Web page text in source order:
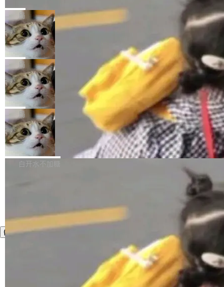
“启蒙老师”。 而今年，恰好是雷霄骅离世十周
年。FFmpeg 社区最终选择用一个大版本的名
字，留下了这份纪念。 雷霄骅曾是中国传媒大学
数字电视技术方向的博士生，长期从事视频、音
频技...
编写程序，目标是完成电商平台作者信息与商品
列表的数据匹配 —— 一项常规的数据处理任
务，最终却产生了 180 万美元的账单，实际支出
超出原定预算 860%。 更令人意外的是，该项目
最终并未成功落地，而高额算力消耗持续运行长
达 5 个月，公司直到财务对账时才察觉异常。这
意味着一个无人看管的 AI 程序，在近半年时间
里日夜不停地"烧钱"。 复盘显示，...
e CEO Clément Delangue 在 CNBC 的采访里
没有拐弯抹角。他说中国正在赢得 AI 竞赛，而
且按目前的速度，中国 AI 工具预计在今年底或
2027 年就能追上美国前沿实验室的水平。 Dela
ngue 把原因归结为一件事：开放协作。中国的
AI 开发者在一个共享和协作的生态里加速迭代，
而美国模型厂商在"闭门造车"。他的原话是 "buil
ding in silos"——各自为战，互不通气。 这个判
断从他嘴里说出来分量不同。Hugging Face 是
全球最大的开源 AI 平台，上面跑着上百万个模
型。谁在开源赛道上领先，...
局
当 AI agent 把源码变成了最好的扩展系
统，开发者工具必须开源
五年前，David Crawshaw 问过很多软件工程师
一个问题：你写过什么给自己用的程序？答案几
乎都是没有。工程师们整天用别人写的程序写程
序给别人用。偶尔有人自己写个博客系统、智能
家居控制、家庭实验室，都算稀奇事。 Crawsh
aw 是 Shelley 的作者，一个开源 AI coding age
nt。他最近在博客上写了一篇文章，核心论点很
简单：开发者工具必须开源。 理由不是传统的自
由软件情怀，而是一个跟 AI agent 直接相关的
技术判断。 两行 prompt 就能个性化任何软件 C
局
DeepSeek Harness 宣布内测邀请，全
网最大规模开源 Agent 路演现场诞生
一条内测招募帖，发出去的时候大概没人想到它
会变成一场开源 Agent 生态的路演。 8月1日，
DeepSeek Harness 团队负责人崔添翼（tiany
i）在 X 上发帖： 「如果你是 Agent Harness 相
关开源项目的开发者，希望参加 DeepSeek Har
ness 的内测，可以回复或私信联系我。请附上
Harness 负责把能力落到真实环境中——调用工
具、读写文件、管理上下文、处理错误、完成闭
环。崔添翼招人的标...
局
商汤 SenseNova U1.5-Lite-Preview
开源
商汤科技宣布面向社区开源轻量级统一多模态模
型的预览版本 SenseNova U1.5-Lite-Preview。
理解、推理、生成与编辑，还仅以 8B-MoT 的轻
量大小，将能力推进到4K、更精细的真实质感、
更复杂的视觉控制和可持续迭代编辑。 相比 U
1，U1.5-Lite-Preview 在以下方向上带来了显著
提升： 原生支持4K图像生成； 更精细的局部纹
理、细节与真实世界质感； 更准确的中英文文字
生成与复杂版式组织； 更稳定的图...
白开水不加糖